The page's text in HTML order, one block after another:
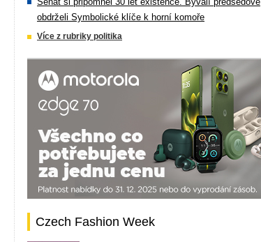
obdrželi Symbolické klíče k horní komoře
Více z rubriky politika
Czech Fashion Week